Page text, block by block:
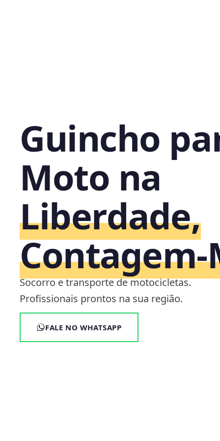
Guincho
Moto na
Liberdade,
Socorro e transporte de motocicletas.
Profissionais prontos na sua região.
FALE NO WHATSAPP